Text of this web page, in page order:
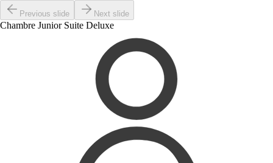
Previous slide Next slide
Chambre Junior Suite Deluxe